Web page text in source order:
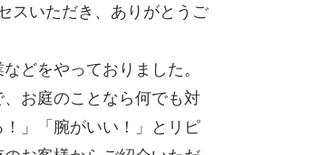
スいただき、ありがとうご
どをやっておりました。
お庭のことなら何でも対
」「腕がいい！」とリピ